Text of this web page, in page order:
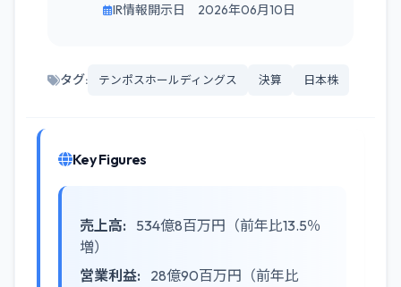
IR情報開示日 2026年06月10日
タグ: テンポスホールディングス 決算 日本株
Key Figures
売上高:
534億8百万円（前年比13.5％
増）
営業利益:
28億90百万円（前年比